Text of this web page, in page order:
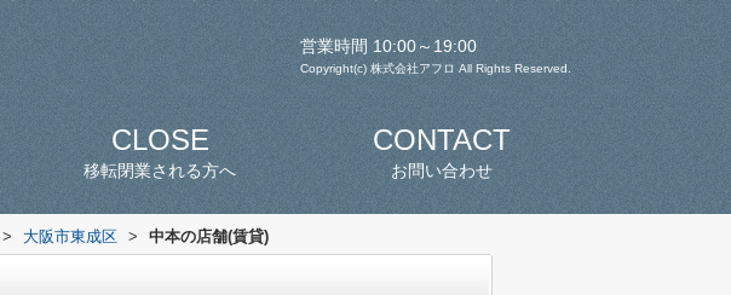
営業時間 10:00～19:00
Copyright(c) 株式会社アフロ All Rights Reserved.
CLOSE
移転閉業される方へ
CONTACT
お問い合わせ
> 大阪市東成区 > 中本の店舗(賃貸)